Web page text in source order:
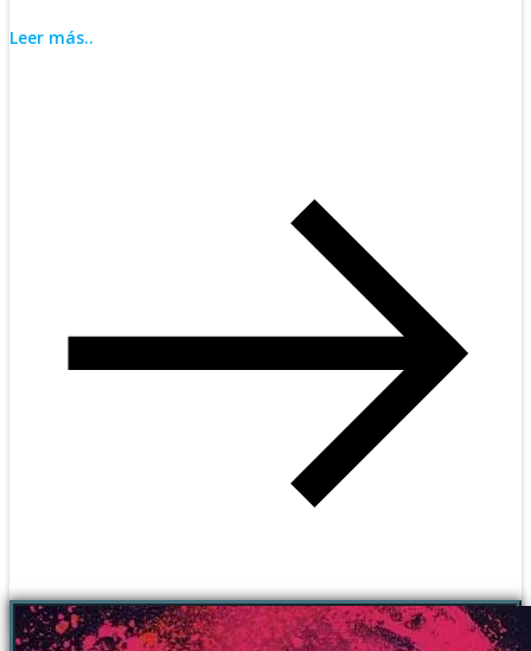
Leer más..